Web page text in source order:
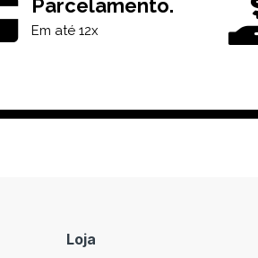
Parcelamento.
Em até 12x
Loja